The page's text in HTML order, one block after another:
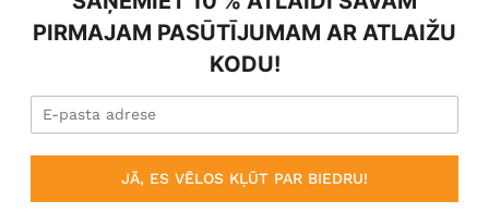
PIRMAJAM PASŪTĪJUMAM AR ATLAIŽU
KODU!
JĀ, ES VĒLOS KĻŪT PAR BIEDRU!